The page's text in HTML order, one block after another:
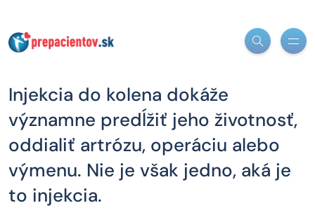
Injekcia do kolena dokáže
významne predĺžiť jeho životnosť,
oddialiť artrózu, operáciu alebo
výmenu. Nie je však jedno, aká je
to injekcia.